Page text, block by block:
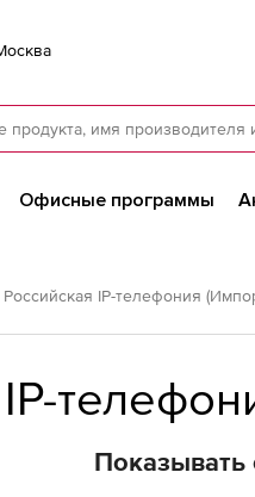
Офисные программы
IP-
Показывать